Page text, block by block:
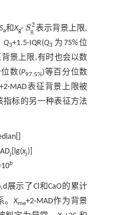
a和Xg· S2
g
Sg2表示背景上限,
Q3+1.5·IQR(Q3 为75%位
背景上限,有时也会以数
位数(P97.5%)等百分位数
+2·MAD表征背景上限被
指标的另一种表征方法
j[lg(xj)]
b
展示了Cl和CaO的累计
。Xme+2·MAD作为背景